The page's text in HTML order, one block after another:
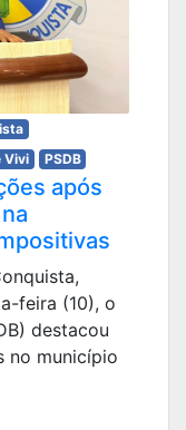
Vivi PSDB
após
feira (10), o
destacou
no município